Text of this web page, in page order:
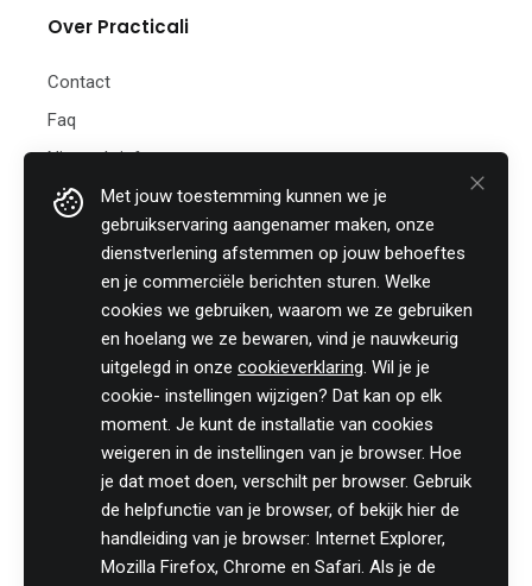
Met jouw toestemming kunnen we je
gebruikservaring aangenamer maken, onze
dienstverlening afstemmen op jouw behoeftes
en je commerciële berichten sturen. Welke
cookies we gebruiken, waarom we ze gebruiken
en hoelang we ze bewaren, vind je nauwkeurig
uitgelegd in onze cookieverklaring. Wil je je
cookie- instellingen wijzigen? Dat kan op elk
moment. Je kunt de installatie van cookies
weigeren in de instellingen van je browser. Hoe
je dat moet doen, verschilt per browser. Gebruik
de helpfunctie van je browser, of bekijk hier de
handleiding van je browser: Internet Explorer,
Mozilla Firefox, Chrome en Safari. Als je de
Over Practicali
Contact
Faq
Nieuwsbrief
Practicali bv
Hof te Perremans 16
+32 (0)46 820 02 12
Fax: +32 (0)51 85 00 78
E-mail: info@practicali.be
Ondernemingsnummer: BE 0848.432.274
Volg ons fiscaal nieuws op